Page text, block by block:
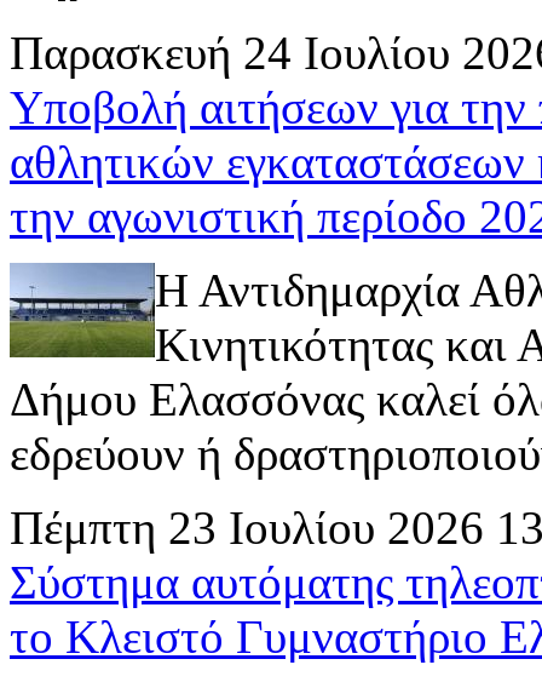
Παρασκευή 24 Ιουλίου
Υποβολή αιτήσεων για
αθλητικών
την αγωνιστική περίοδο
Η Αντιδημαρχία
Κινητικότητας
Δήμου Ελασσόνας καλεί
εδρεύουν ή
Πέμπτη 23 Ιουλίου 2026
Σύστημα αυτόματης
το Κλειστό Γυμναστήριο